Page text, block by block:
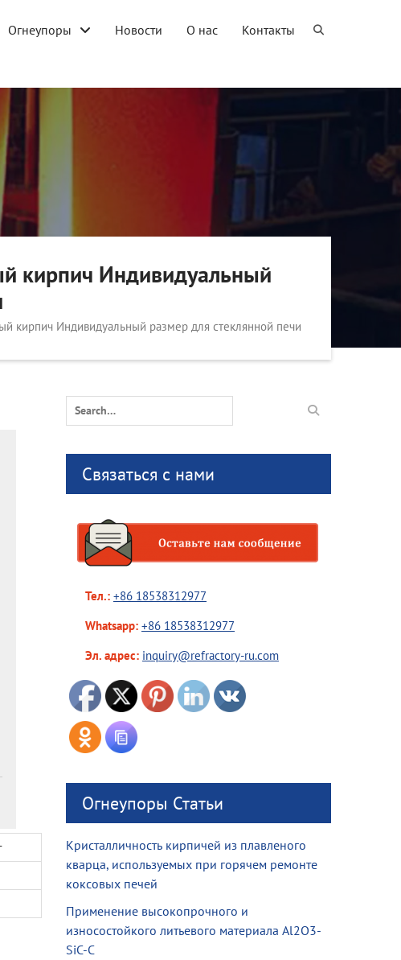
Огнеупоры Новости О нас Контакты
кирпич Индивидуальный
кирпич Индивидуальный размер для стеклянной печи
Search
for:
Связаться с нами
Тел.: +86 18538312977
Whatsapp: +86 18538312977
Эл. адрес: inquiry@refractory-ru.com
Огнеупоры Статьи
Кристалличность кирпичей из плавленого
кварца, используемых при горячем ремонте
коксовых печей
Применение высокопрочного и
износостойкого литьевого материала Al2O3-
SiC-C